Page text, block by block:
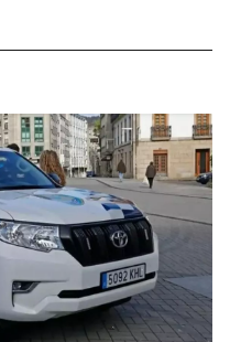
en el Pazo, ante el